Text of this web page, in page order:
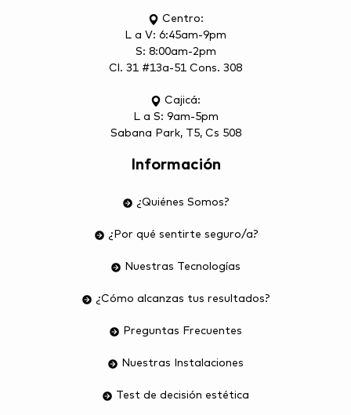
Centro:
L a V: 6:45am-9pm
S: 8:00am-2pm
Cl. 31 #13a-51 Cons. 308
Cajicá:
L a S: 9am-5pm
Sabana Park, T5, Cs 508
Información
¿Quiénes Somos?
¿Por qué sentirte seguro/a?
Nuestras Tecnologías
¿Cómo alcanzas tus resultados?
Preguntas Frecuentes
Nuestras Instalaciones
Test de decisión estética